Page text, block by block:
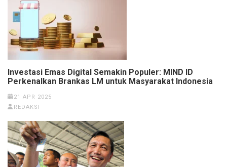
Investasi Emas Digital Semakin Populer: MIND ID
Perkenalkan Brankas LM untuk Masyarakat Indonesia
21 APR 2025
REDAKSI